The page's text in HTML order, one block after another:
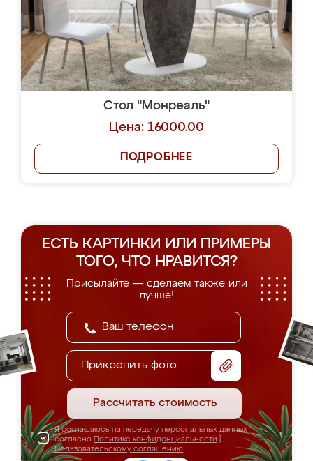
Стол "Монреаль"
Цена: 16000.00
ПОДРОБНЕЕ
ЕСТЬ КАРТИНКИ ИЛИ ПРИМЕРЫ
ТОГО, ЧТО НРАВИТСЯ?
Присылайте — сделаем также или
лучше!
Прикрепить фото
Рассчитать стоимость
Я соглашаюсь на передачу персональных данных
согласно Политике конфиденциальности
Пользовательскому соглашению